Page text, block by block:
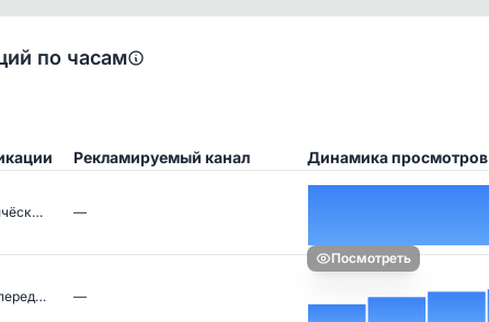
по часам
Рекламируемый канал Динамика просмотров
—
Посмотреть
—